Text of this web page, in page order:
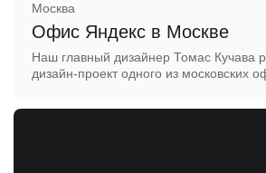
Москва
Офис Яндекс в Москве
Наш главный дизайнер Томас Кучава
дизайн-проект одного из московских